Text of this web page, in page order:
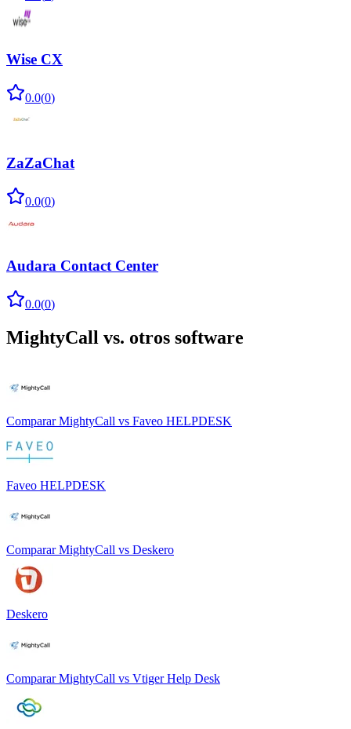
Wise CX
0.0(0)
ZaZaChat
0.0(0)
Audara Contact Center
0.0(0)
MightyCall vs. otros software
Comparar MightyCall vs Faveo HELPDESK
Faveo HELPDESK
Comparar MightyCall vs Deskero
Deskero
Comparar MightyCall vs Vtiger Help Desk